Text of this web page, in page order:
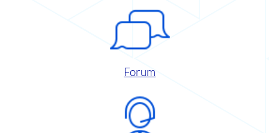
Forum